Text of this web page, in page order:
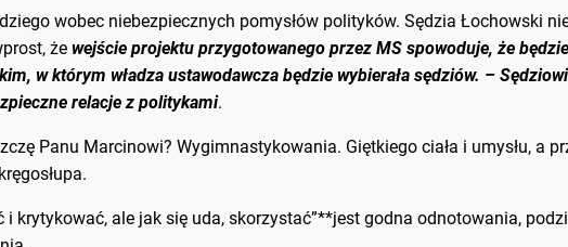
wobec niebezpiecznych pomysłów polityków. Sędzia Łochowski
że wejście projektu przygotowanego przez MS spowoduje, że
w którym władza ustawodawcza będzie wybierała sędziów. –
relacje z politykami.
Panu Marcinowi? Wygimnastykowania. Giętkiego ciała i umysłu, a
i krytykować, ale jak się uda, skorzystać”**jest godna odnotowania,